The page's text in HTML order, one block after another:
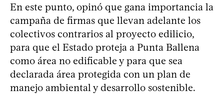
En este punto, opinó que gana importancia la
campaña de firmas que llevan adelante los
colectivos contrarios al proyecto edilicio,
para que el Estado proteja a Punta Ballena
como área no edificable y para que sea
declarada área protegida con un plan de
manejo ambiental y desarrollo sostenible.